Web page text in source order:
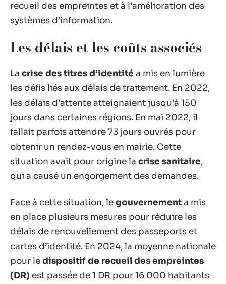
recueil des empreintes et à l’amélioration des
systèmes d’information.
Les délais et les coûts associés
La crise des titres d’identité a mis en lumière
les défis liés aux délais de traitement. En 2022,
les délais d’attente atteignaient jusqu’à 150
jours dans certaines régions. En mai 2022, il
fallait parfois attendre 73 jours ouvrés pour
obtenir un rendez-vous en mairie. Cette
situation avait pour origine la crise sanitaire,
qui a causé un engorgement des demandes.
Face à cette situation, legouvernementa mis
en place plusieurs mesures pour réduire les
délais de renouvellement des passeports et
cartes d’identité. En 2024, la moyenne nationale
pour ledispositif de recueil des empreintes
(DR) est passée de 1 DR pour 16 000 habitants